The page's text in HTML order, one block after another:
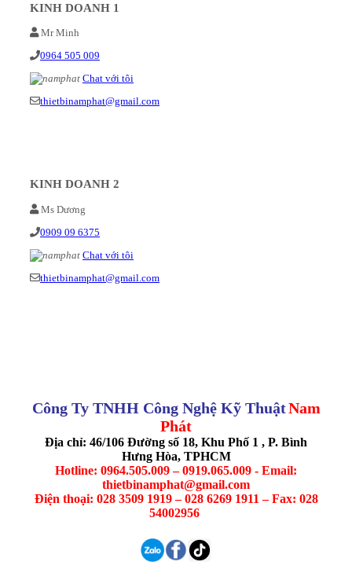
KINH DOANH 1
Mr Minh
0964 505 009
Chat với tôi
thietbinamphat@gmail.com
KINH DOANH 2
Ms Dương
0909 09 6375
Chat với tôi
thietbinamphat@gmail.com
Công Ty TNHH Công Nghệ Kỹ ThuậtNam
Phát
Địa chỉ: 46/106 Đường số 18, Khu Phố 1 , P. Bình
Hưng Hòa, TPHCM
Hotline: 0964.505.009 – 0919.065.009 - Email:
thietbinamphat@gmail.com
Điện thoại: 028 3509 1919 – 028 6269 1911 – Fax: 028
54002956